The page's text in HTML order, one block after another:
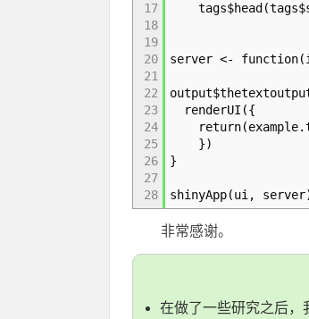
17
18
19
20
21
22
23
24
25
26
27
28
server <-
renderUI({
})
}
shinyApp(ui,
非常感谢。
在做了一些研究之后，